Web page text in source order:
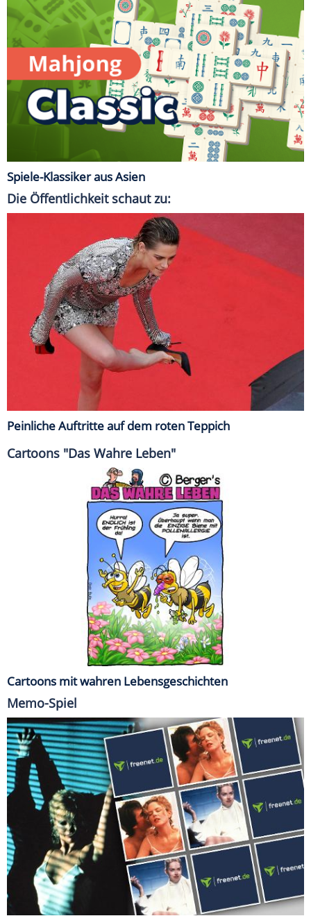
Spiele-Klassiker aus Asien
Die Öffentlichkeit schaut zu:
Peinliche Auftritte auf dem roten Teppich
Cartoons "Das Wahre Leben"
Cartoons mit wahren Lebensgeschichten
Memo-Spiel